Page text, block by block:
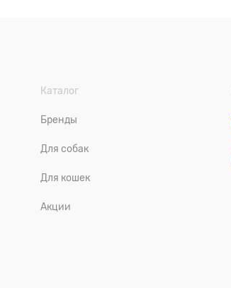
Каталог
Бренды
Для собак
Для кошек
Акции